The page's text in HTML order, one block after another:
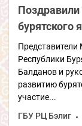
Поздравили
бурятского
Представители
Республики
Балданов и
развитию
участие...
ГБУ РЦ Бэлиг